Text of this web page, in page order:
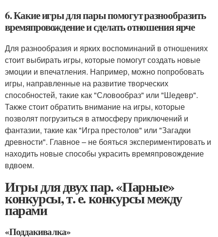
6. Какие игры для пары помогут разнообразить
времяпровождение и сделать отношения ярче
Для разнообразия и ярких воспоминаний в отношениях
стоит выбирать игры, которые помогут создать новые
эмоции и впечатления. Например, можно попробовать
игры, направленные на развитие творческих
способностей, такие как "Словообраз" или "Шедевр".
Также стоит обратить внимание на игры, которые
позволят погрузиться в атмосферу приключений и
фантазии, такие как "Игра престолов" или "Загадки
древности". Главное – не бояться экспериментировать и
находить новые способы украсить времяпровождение
вдвоем.
Игры для двух пар. «Парные»
конкурсы, т. е. конкурсы между
парами
«Поддакивалка»